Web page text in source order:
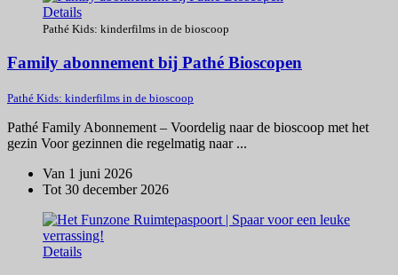
Details
Pathé Kids: kinderfilms in de bioscoop
Family abonnement bij Pathé Bioscopen
Pathé Kids: kinderfilms in de bioscoop
Pathé Family Abonnement – Voordelig naar de bioscoop met het
gezin Voor gezinnen die regelmatig naar ...
Van 1 juni 2026
Tot 30 december 2026
Details